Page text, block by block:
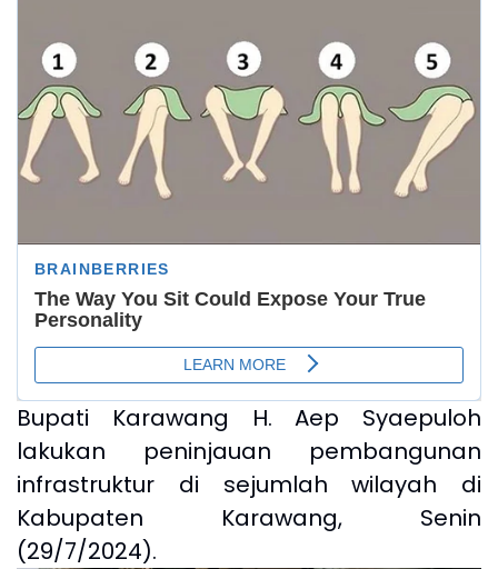
Bupati Karawang H. Aep Syaepuloh
lakukan peninjauan pembangunan
infrastruktur di sejumlah wilayah di
Kabupaten Karawang, Senin
(29/7/2024).